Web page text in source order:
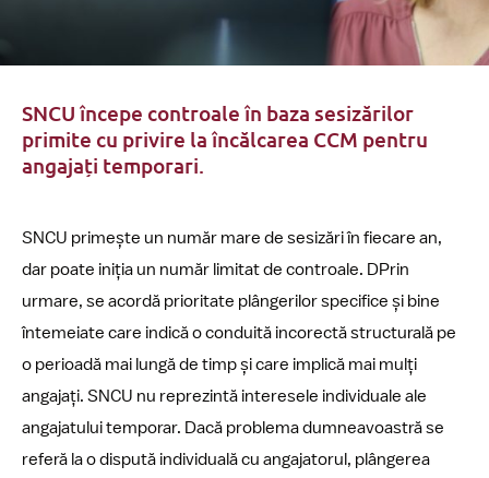
SNCU începe controale în baza sesizărilor
primite cu privire la încălcarea CCM pentru
angajați temporari.
SNCU primește un număr mare de sesizări în fiecare an,
dar poate iniția un număr limitat de controale. DPrin
urmare, se acordă prioritate plângerilor specifice și bine
întemeiate care indică o conduită incorectă structurală pe
o perioadă mai lungă de timp și care implică mai mulți
angajați. SNCU nu reprezintă interesele individuale ale
angajatului temporar. Dacă problema dumneavoastră se
referă la o dispută individuală cu angajatorul, plângerea